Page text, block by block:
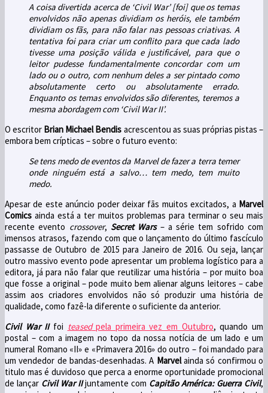
A coisa divertida acerca de ‘Civil War’ [foi] que os temas
envolvidos não apenas dividiam os heróis, ele também
dividiam os fãs, para não falar nas pessoas criativas. A
tentativa foi para criar um conflito para que cada lado
tivesse uma posição válida e justificável, para que o
leitor pudesse fundamentalmente concordar com um
lado ou o outro, com nenhum deles a ser pintado como
absolutamente certo ou absolutamente errado.
Enquanto os temas envolvidos são diferentes, teremos a
mesma abordagem com ‘Civil War II’.
O escritor Brian Michael Bendis acrescentou as suas próprias pistas –
embora bem crípticas – sobre o futuro evento:
Se tens medo de eventos da Marvel de fazer a terra temer
onde ninguém está a salvo… tem medo, tem muito
medo.
Apesar de este anúncio poder deixar fãs muitos excitados, a Marvel
Comics ainda está a ter muitos problemas para terminar o seu mais
recente evento crossover, Secret Wars– a série tem sofrido com
imensos atrasos, fazendo com que o lançamento do último fascículo
passasse de Outubro de 2015 para Janeiro de 2016. Ou seja, lançar
outro massivo evento pode apresentar um problema logístico para a
editora, já para não falar que reutilizar uma história – por muito boa
que fosse a original – pode muito bem alienar alguns leitores – cabe
assim aos criadores envolvidos não só produzir uma história de
qualidade, como fazê-la diferente o suficiente da anterior.
Civil War IIfoi teasedpela primeira vez em Outubro, quando um
postal – com a imagem no topo da nossa notícia de um lado e um
numeral Romano «II» e «Primavera 2016» do outro – foi mandado para
um vendedor de bandas-desenhadas. A Marvelainda só confirmou o
titulo mas é duvidoso que perca a enorme oportunidade promocional
de lançar Civil War IIjuntamente com Capitão América: Guerra Civil,